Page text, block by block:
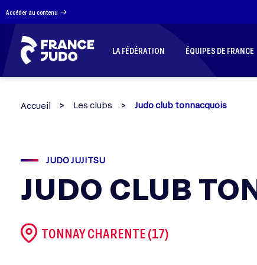
Accéder au contenu
LA FÉDÉRATION ÉQUIPES DE FRANCE
Accueil Les clubs Judo club tonnacquois
JUDO JUJITSU
JUDO CLUB
TONNAY CHARENTE (17)
Panneau de gestion des cookies